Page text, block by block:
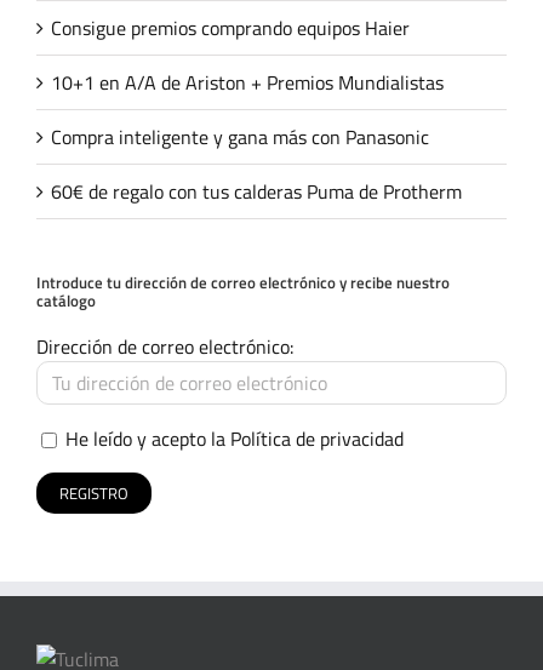
Consigue premios comprando equipos Haier
10+1 en A/A de Ariston + Premios Mundialistas
Compra inteligente y gana más con Panasonic
60€ de regalo con tus calderas Puma de Protherm
Introduce tu dirección de correo electrónico y recibe nuestro
catálogo
Dirección de correo electrónico:
He leído y acepto la Política de privacidad